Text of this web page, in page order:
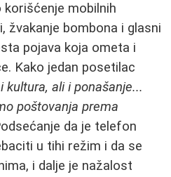
mobilnih
žvakanje bombona i glasni
pojava koja ometa i
Kako jedan posetilac
kultura, ali i ponašanje...
poštovanja prema
da je telefon
u tihi režim i da se
i dalje je nažalost